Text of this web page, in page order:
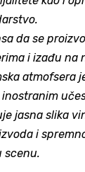
da se
i izađu na
atmofsera
jasna slika
i
scenu.